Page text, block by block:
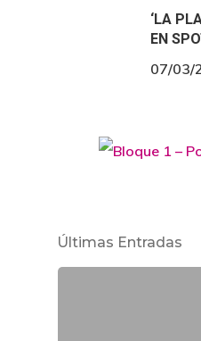
‘LA
EN
07/03/
Últimas Entradas